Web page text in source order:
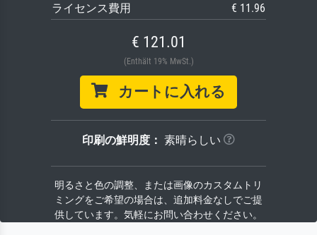
ライセンス費用
€ 11.96
€ 121.01
(Enthält 19% MwSt.)
カートに入れる
印刷の鮮明度： 素晴らしい
明るさと色の調整、または画像のカスタムトリ
ミングをご希望の場合は、追加料金なしでご提
供しています。気軽にお問い合わせください。